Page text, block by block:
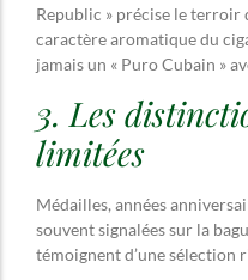
Republic » précise le terroir
caractère aromatique du
jamais un « Puro Cubain »
3. Les
limitées
Médailles, années
souvent signalées sur la
témoignent d’une sélection